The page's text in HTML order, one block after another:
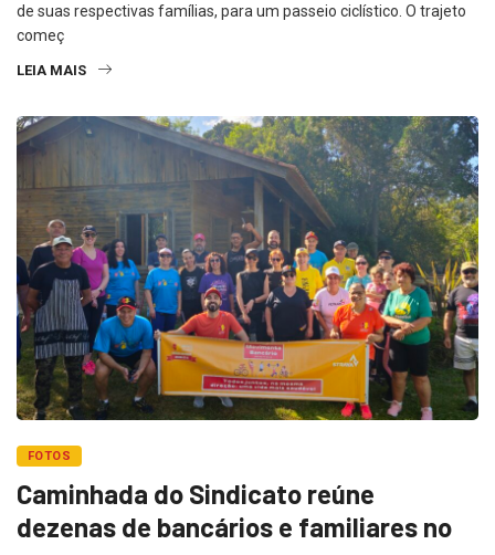
de suas respectivas famílias, para um passeio ciclístico. O trajeto
começ
LEIA MAIS
FOTOS
Caminhada do Sindicato reúne
dezenas de bancários e familiares no